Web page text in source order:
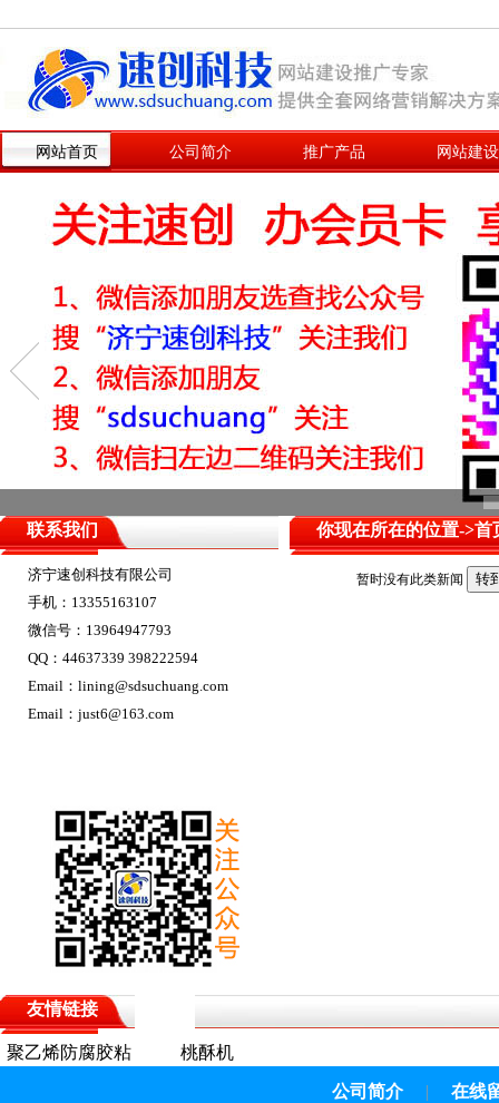
网站首页 公司简介 推广产品 网站建设
联系我们
济宁速创科技有限公司
手机：13355163107
微信号：13964947793
QQ：44637339 398222594
Email：lining@sdsuchuang.com
Email：just6@163.com
你现在所在的位置->首
暂时没有此类新闻
友情链接
聚乙烯防腐胶粘
桃酥机
公司简介 | 在线